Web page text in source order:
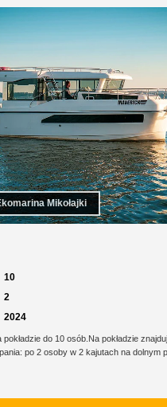
Mikołajki
10
2
2024
pokładzie do 10 osób.Na pokładzie
po 2 osoby w 2 kajutach na dolnym